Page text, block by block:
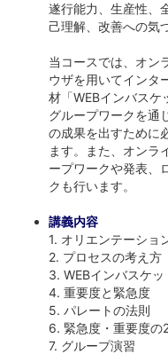
遂行能力、生産性、
己理解、改善への気
当コースでは、オン
ウザを用いてインタ
材「WEBインバスケ
グループワークを通
の成果を出すために
ます。また、オンラ
ープワークや発表、
クも行います。
講義内容
1. オリエンテーショ
2. プロセスの考え方
3. WEBインバスケ
4. 重要度と緊急度
5. パレートの法則
6. 緊急度・重要度の
7. グループ演習